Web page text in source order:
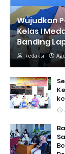
Wujudkan
Kelas I
Banding
Redaksi